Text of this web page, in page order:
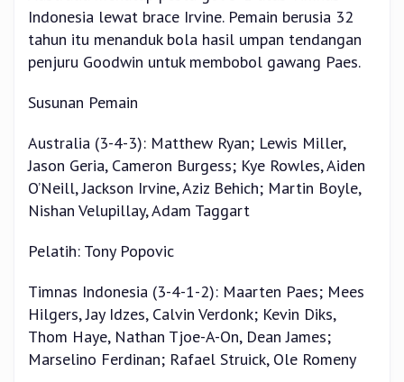
Indonesia lewat brace Irvine. Pemain berusia 32
tahun itu menanduk bola hasil umpan tendangan
penjuru Goodwin untuk membobol gawang Paes.
Susunan Pemain
Australia (3-4-3): Matthew Ryan; Lewis Miller,
Jason Geria, Cameron Burgess; Kye Rowles, Aiden
O’Neill, Jackson Irvine, Aziz Behich; Martin Boyle,
Nishan Velupillay, Adam Taggart
Pelatih: Tony Popovic
Timnas Indonesia (3-4-1-2): Maarten Paes; Mees
Hilgers, Jay Idzes, Calvin Verdonk; Kevin Diks,
Thom Haye, Nathan Tjoe-A-On, Dean James;
Marselino Ferdinan; Rafael Struick, Ole Romeny